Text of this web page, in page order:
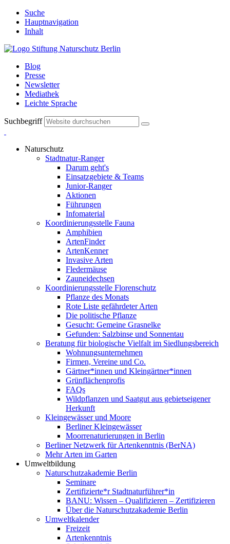
Suche
Hauptnavigation
Inhalt
Blog
Presse
Newsletter
Mediathek
Leichte Sprache
Suchbegriff
Naturschutz
Stadtnatur-Ranger
Darum geht's
Einsatzgebiete & Teams
Junior-Ranger
Aktionen
Führungen
Infomaterial
Koordinierungsstelle Fauna
Amphibien
ArtenFinder
ArtenKenner
Invasive Arten
Fledermäuse
Zauneidechsen
Koordinierungsstelle Florenschutz
Pflanze des Monats
Rote Liste gefährdeter Arten
Die politische Pflanze
Gesucht: Gemeine Grasnelke
Gefunden: Salzbinse und Sonnentau
Beratung für biologische Vielfalt im Siedlungsbereich
Wohnungsunternehmen
Firmen, Vereine und Co.
Gärtner*innen und Kleingärtner*innen
Grünflächenprofis
FAQs
Wildpflanzen und Saatgut aus gebietseigener
Herkunft
Kleingewässer und Moore
Berliner Kleingewässer
Moorrenaturierungen in Berlin
Berliner Netzwerk für Artenkenntnis (BerNA)
Mehr Arten im Garten
Umweltbildung
Naturschutzakademie Berlin
Seminare
Zertifizierte*r Stadtnaturführer*in
BANU: Wissen – Qualifizieren – Zertifizieren
Über die Naturschutzakademie Berlin
Umweltkalender
Freizeit
Artenkenntnis